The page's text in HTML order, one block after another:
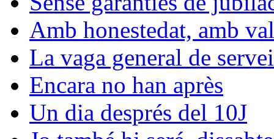
Amb honestedat, amb
La vaga general de
Encara no han après
Un dia després del 10J